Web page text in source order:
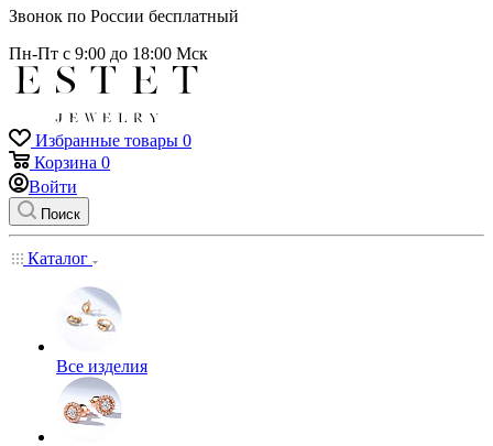
Звонок по России бесплатный
Пн-Пт с 9:00 до 18:00 Мск
Избранные товары 0
Корзина 0
Войти
Поиск
Каталог
Все изделия